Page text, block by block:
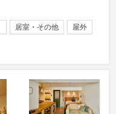
居室・その他 屋外